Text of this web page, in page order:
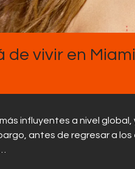
vivir en
influyentes a nivel global,
antes de regresar a